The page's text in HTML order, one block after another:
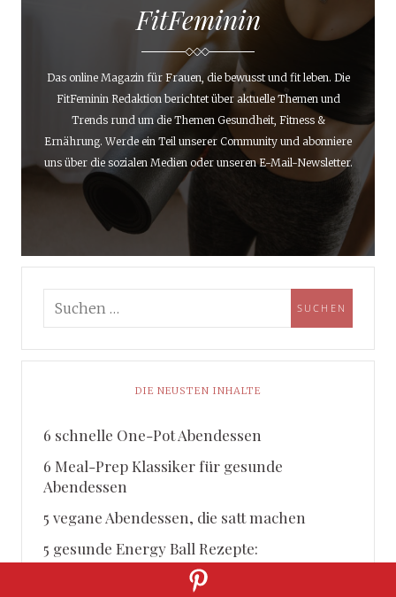
FitFeminin
Das online Magazin für Frauen, die bewusst und fit leben. Die
FitFeminin Redaktion berichtet über aktuelle Themen und
Trends rund um die Themen Gesundheit, Fitness &
Ernährung. Werde ein Teil unserer Community und abonniere
uns über die sozialen Medien oder unseren E-Mail-Newsletter.
DIE NEUSTEN INHALTE
6 schnelle One-Pot Abendessen
6 Meal-Prep Klassiker für gesunde
Abendessen
5 vegane Abendessen, die satt machen
5 gesunde Energy Ball Rezepte:
Nährstoffreiche Snacks für zwischendurch